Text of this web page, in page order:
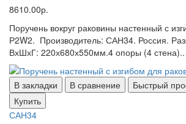
8610.00р.
Поручень вокруг раковины настенный с
Р2W2. Производитель: САН34. Россия.
ВхШхГ: 220х680х550мм.4 опоры (4 стена)..
В закладки В сравнение
Быстрый
Купить
САН34